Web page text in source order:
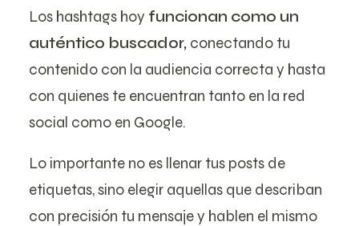
Los hashtags hoy funcionan como un
auténtico buscador, conectando tu
contenido con la audiencia correcta y hasta
con quienes te encuentran tanto en la red
social como en Google.
Lo importante no es llenar tus posts de
etiquetas, sino elegir aquellas que describan
con precisión tu mensaje y hablen el mismo